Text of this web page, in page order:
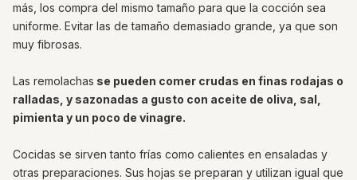
más, los compra del mismo tamaño para que la cocción sea
uniforme. Evitar las de tamaño demasiado grande, ya que son
muy fibrosas.
Las remolachas se pueden comer crudas en finas rodajas o
ralladas, y sazonadas a gusto con aceite de oliva, sal,
pimienta y un poco de vinagre.
Cocidas se sirven tanto frías como calientes en ensaladas y
otras preparaciones. Sus hojas se preparan y utilizan igual que